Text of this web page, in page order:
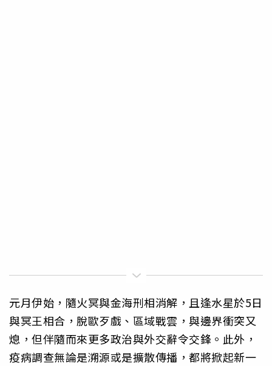
元月伊始，隨火冥與金海刑相消解，且逢水星於5日
與冥王相合，脫歐歹戲、區域戰雲，與邊界衝突又
熄，但伴隨而來更多政治與外交辭令交鋒。此外，
疫病調查無論是溯源或是擴散傳播，都將掀起新一